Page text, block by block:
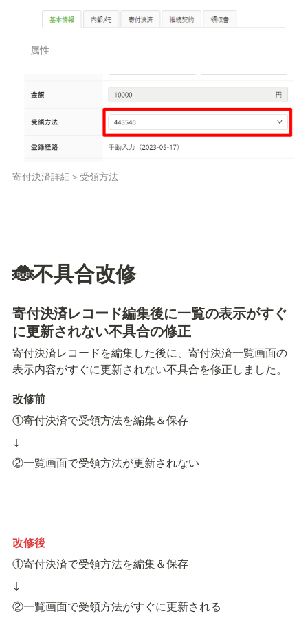
属性
寄付決済詳細＞受領方法
🐞不具合改修
寄付決済レコード編集後に一覧の表示がすぐ
に更新されない不具合の修正
寄付決済レコードを編集した後に、寄付決済一覧画面の
表示内容がすぐに更新されない不具合を修正しました。
改修前
①寄付決済で受領方法を編集＆保存
↓
②一覧画面で受領方法が更新されない
改修後
①寄付決済で受領方法を編集＆保存
↓
②一覧画面で受領方法がすぐに更新される